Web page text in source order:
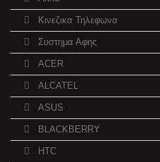
Κινεζικα Τηλεφωνα
Συστημα Αφης
ACER
ALCATEL
ASUS
BLACKBERRY
HTC